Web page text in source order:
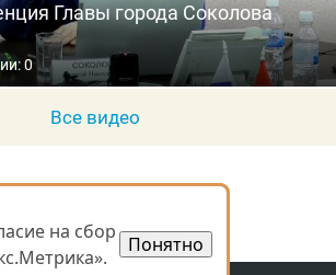
Главы города Соколова
0
Все видео
на сбор
Понятно
на сбор
Понятно